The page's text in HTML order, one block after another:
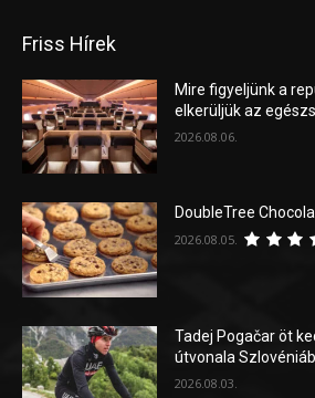
Friss Hírek
Mire figyeljünk a
elkerüljük az
2026.08.06.
DoubleTree
2026.08.05.
Tadej Pogačar öt
útvonala
2026.08.03.